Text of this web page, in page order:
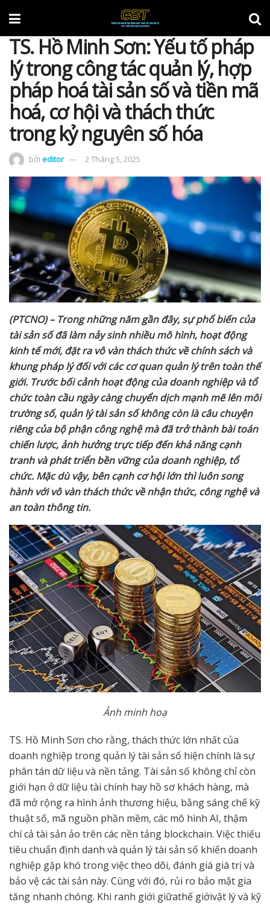
TS. Hồ Minh Sơn: Yếu tố pháp
lý trong công tác quản lý, hợp
pháp hoá tài sản số và tiền mã
hoá, cơ hội và thách thức
trong kỷ nguyên số hóa
bởi editor 2 Tháng 5, 2025
(PTCNO) – Trongnhững năm gần đây, sự phổ biến của
tài sản số đã làm nảy sinh nhiều mô hình, hoạt động
kinh tế mới, đặt ra vô vàn thách thức về chính sách và
khung pháp lý đối với các cơ quan quản lý trên toàn thế
giới. Trướcbối cảnh hoạt động của doanh nghiệp và tổ
chức toàn cầu ngày càng chuyển dịch mạnh mẽ lên môi
trường số, quản lý tài sản số không còn là câu chuyện
riêng của bộ phận công nghệ mà đã trở thành bài toán
chiến lược, ảnh hưởng trực tiếp đến khả năng cạnh
tranh và phát triển bền vững của doanh nghiệp, tổ
chức. Mặcdù vậy, bêncạnhcơ hội lớn thì luôn song
hành với vô vàn thách thức về nhận thức, công nghệ và
an toàn thông tin.
Ảnh minh hoạ
TS. Hồ Minh Sơn cho rằng, thách thức lớn nhất của
doanh nghiệp trong quản lý tài sản số hiện chính là sự
phân tán dữ liệu và nền tảng. Tài sản số không chỉ còn
giới hạn ở dữ liệu tài chính hay hồ sơ khách hàng, mà
đã mở rộng ra hình ảnh thương hiệu, bằng sáng chế kỹ
thuật số, mã nguồn phần mềm, các mô hình AI, thậm
chí cả tài sản ảo trên các nền tảng blockchain. Việc thiếu
tiêu chuẩn định danh và quản lý tài sản số khiến doanh
nghiệp gặp khó trong việc theo dõi, đánh giá giá trị và
bảo vệ các tài sản này. Cùng với đó, rủi ro bảo mật gia
tăng nhanh chóng. Khi ranh giới giữathế giớivật lý và kỹ